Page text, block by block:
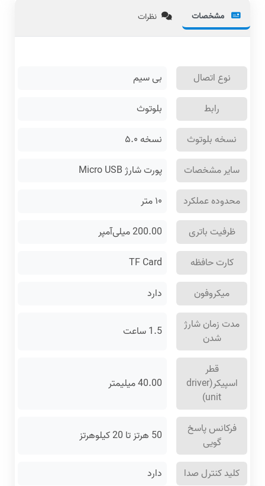
مشخصات نظرات
نوع اتصال
بی سیم
رابط
بلوتوث
نسخه بلوتوث
نسخه ۵.۰
سایر مشخصات
پورت شارژ Micro USB
محدوده عملکرد
۱۰ متر
ظرفیت باتری
200.00 میلی‌آمپر
کارت حافظه
TF Card
میکروفون
دارد
مدت زمان شارژ
شدن
1.5 ساعت
قطر
اسپیکر(driver
unit)
40.00 میلیمتر
فرکانس پاسخ
گویی
50 هرتز تا 20 کیلوهرتز
کلید کنترل صدا دارد